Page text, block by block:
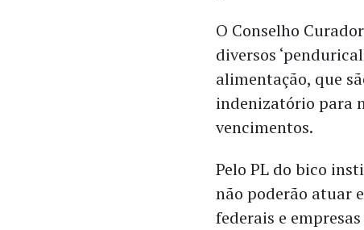
O Conselho
diversos
alimentação, que
indenizatório para
vencimentos.
Pelo PL do bico
não poderão atuar
federais e